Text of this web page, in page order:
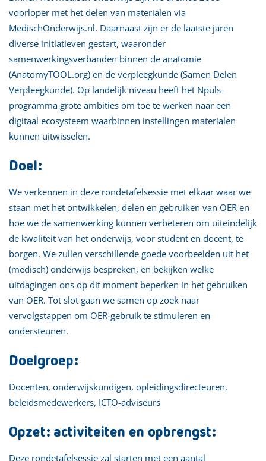
voorloper met het delen van materialen via
MedischOnderwijs.nl. Daarnaast zijn er de laatste jaren
diverse initiatieven gestart, waaronder
samenwerkingsverbanden binnen de anatomie
(AnatomyTOOL.org) en de verpleegkunde (Samen Delen
Verpleegkunde). Op landelijk niveau heeft het Npuls-
programma grote ambities om toe te werken naar een
digitaal ecosysteem waarbinnen instellingen materialen
kunnen uitwisselen.
Doel:
We verkennen in deze rondetafelsessie met elkaar waar we
staan met het ontwikkelen, delen en gebruiken van OER en
hoe we de samenwerking kunnen verbeteren om uiteindelijk
de kwaliteit van het onderwijs, voor student en docent, te
borgen. We zullen verschillende goede voorbeelden uit het
(medisch) onderwijs bespreken, en bekijken welke
uitdagingen ons op dit moment beperken in het gebruiken
van OER. Tot slot gaan we samen op zoek naar
vervolgstappen om OER-gebruik te stimuleren en
ondersteunen.
Doelgroep:
Docenten, onderwijskundigen, opleidingsdirecteuren,
beleidsmedewerkers, ICTO-adviseurs
Opzet: activiteiten en opbrengst:
Deze rondetafelsessie zal starten met een aantal